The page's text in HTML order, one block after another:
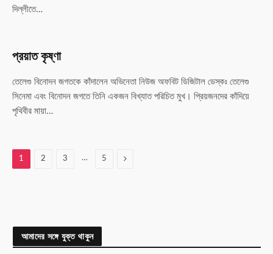
দিল্লীতে…
প্রয়াত কৃষ্ণা
তেলেগু বিনোদন জগতকে কাঁদালেন অভিনেতা নিউজ অফবিট ডিজিটাল ডেস্কঃ তেলেগু
সিনেমা এবং বিনোদন জগতে তিনি একজন বিখ্যাত পরিচিত মুখ। প্রিয়জনদের কাঁদিয়ে
পৃথিবীর মায়া…
1 2 3 … 5 Next
আমাদের সঙ্গে যুক্ত থাকুন